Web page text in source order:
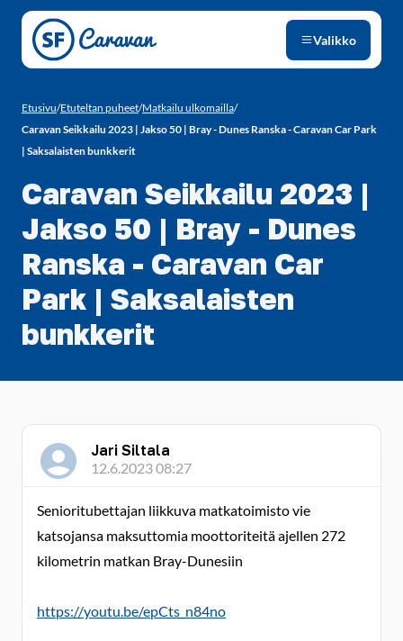
Siirry sivun sisältöön
Valikko
Etusivu/Etuteltan puheet/Matkailu ulkomailla/
Caravan Seikkailu 2023 | Jakso 50 | Bray - Dunes Ranska - Caravan Car Park
| Saksalaisten bunkkerit
Caravan Seikkailu 2023 |
Jakso 50 | Bray - Dunes
Ranska - Caravan Car
Park | Saksalaisten
bunkkerit
Jari Siltala
12.6.2023 08:27
Senioritubettajan liikkuva matkatoimisto vie
katsojansa maksuttomia moottoriteitä ajellen 272
kilometrin matkan Bray-Dunesiin
https://youtu.be/epCts_n84no